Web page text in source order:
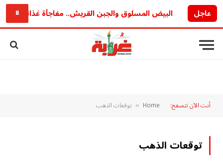
عاجل البيض المسلوق والجبن القريش.. مفاجأة غذائية قد تغير
⏸
أنت الآن تتصفح: Home
» توقعات الذهب
توقعات الذهب